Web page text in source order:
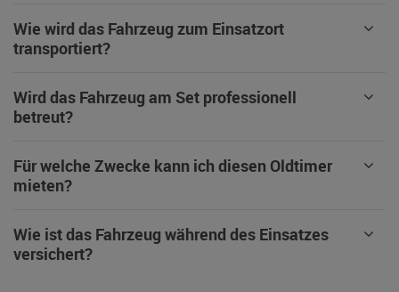
Wie wird das Fahrzeug zum Einsatzort
transportiert?
Wird das Fahrzeug am Set professionell
betreut?
Für welche Zwecke kann ich diesen Oldtimer
mieten?
Wie ist das Fahrzeug während des Einsatzes
versichert?